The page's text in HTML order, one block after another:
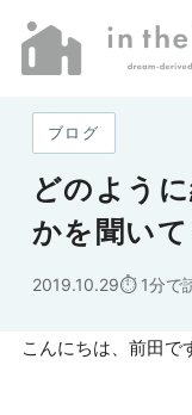
ホーム» どのように結
ブログ
どのよう
かを聞い
2019.10.29 1分で
こんにちは、前田で